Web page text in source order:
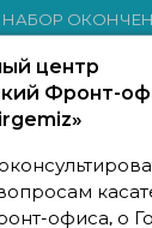
НАБОР ОКОНЧЕН
центр
Фронт-
офиса, о